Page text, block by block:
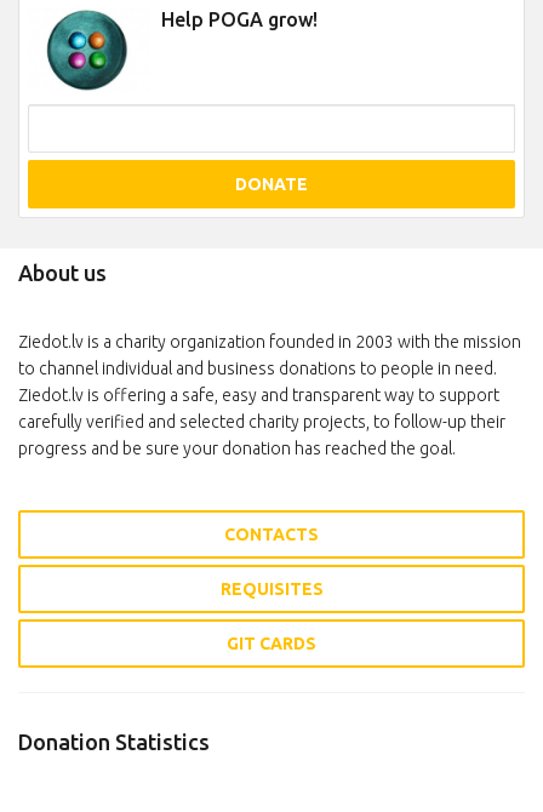
Help POGA grow!
DONATE
About us
Ziedot.lv is a charity organization founded in 2003 with the mission
to channel individual and business donations to people in need.
Ziedot.lv is offering a safe, easy and transparent way to support
carefully verified and selected charity projects, to follow-up their
progress and be sure your donation has reached the goal.
CONTACTS
REQUISITES
GIT CARDS
Donation Statistics